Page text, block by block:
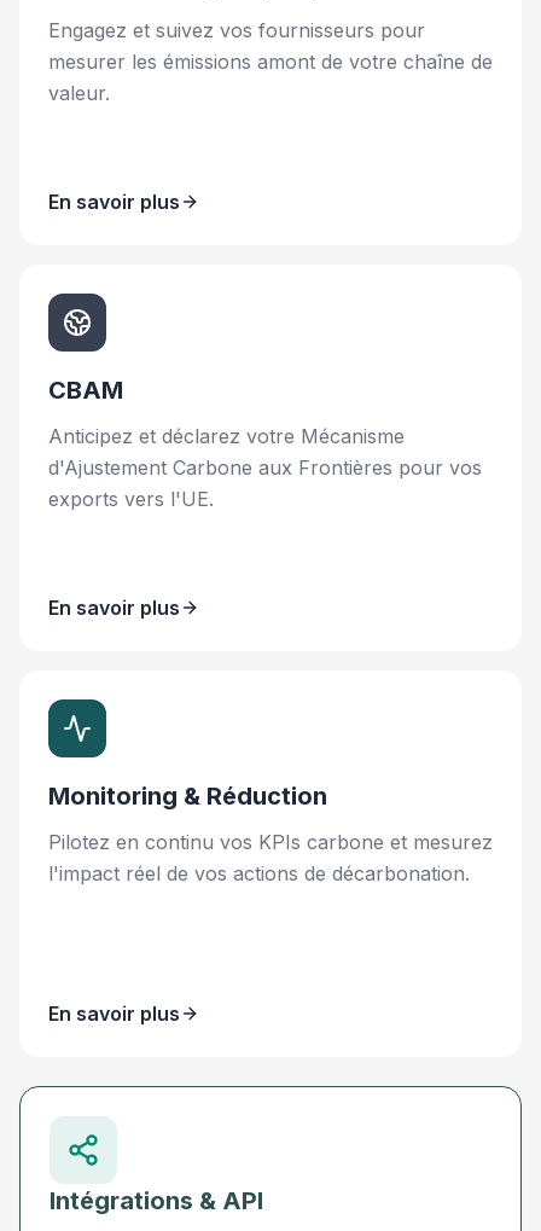
Engagez et suivez vos fournisseurs pour
mesurer les émissions amont de votre chaîne de
valeur.
En savoir plus
CBAM
Anticipez et déclarez votre Mécanisme
d'Ajustement Carbone aux Frontières pour vos
exports vers l'UE.
En savoir plus
Monitoring & Réduction
Pilotez en continu vos KPIs carbone et mesurez
l'impact réel de vos actions de décarbonation.
En savoir plus
Intégrations & API